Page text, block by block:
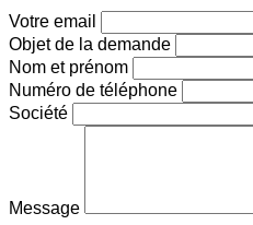
Votre email
Objet de la demande
Nom et prénom
Numéro de téléphone
Société
Message